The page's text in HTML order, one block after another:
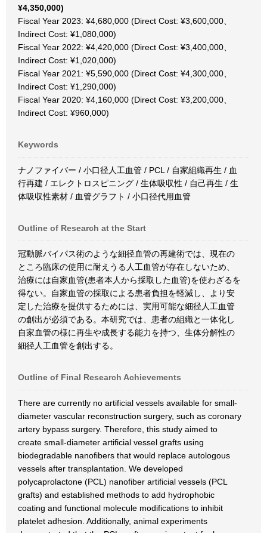
¥4,350,000)
Fiscal Year 2023: ¥4,680,000 (Direct Cost: ¥3,600,000、
Indirect Cost: ¥1,080,000)
Fiscal Year 2022: ¥4,420,000 (Direct Cost: ¥3,400,000、
Indirect Cost: ¥1,020,000)
Fiscal Year 2021: ¥5,590,000 (Direct Cost: ¥4,300,000、
Indirect Cost: ¥1,290,000)
Fiscal Year 2020: ¥4,160,000 (Direct Cost: ¥3,200,000、
Indirect Cost: ¥960,000)
Keywords
ナノファイバー / 小口径人工血管 / PCL / 自家組織再生 / 血
行再建 / エレクトロスピニング / 生体吸収性 / 自己再生 / 生
体吸収性素材 / 血管グラフト / 小口径代用血管
Outline of Research at the Start
冠動脈バイパス術のような細径血管の再建術では、現在の
ところ臨床の使用に耐えうる人工血管が存在しないため、
治療には自家血管(患者本人から採取した血管)を使わざるを
得ない。自家血管の採取による患者負担を軽減し、より安
定した治療を提供するためには、実用可能な細径人工血管
の創出が必須である。本研究では、患者の組織と一体化し
自家血管の様に再生や成長する能力を持つ、生体分解性の
細径人工血管を創出する。
Outline of Final Research Achievements
There are currently no artificial vessels available for small-
diameter vascular reconstruction surgery, such as coronary
artery bypass surgery. Therefore, this study aimed to
create small-diameter artificial vessel grafts using
biodegradable nanofibers that would replace autologous
vessels after transplantation. We developed
polycaprolactone (PCL) nanofiber artificial vessels (PCL
grafts) and established methods to add hydrophobic
coating and functional molecule modifications to inhibit
platelet adhesion. Additionally, animal experiments